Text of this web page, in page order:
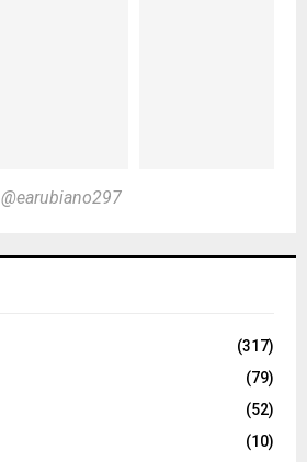
@earubiano297
(317)
(79)
(52)
(10)